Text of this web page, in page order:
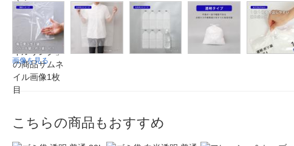
画像を見る
こちらの商品もおすすめ